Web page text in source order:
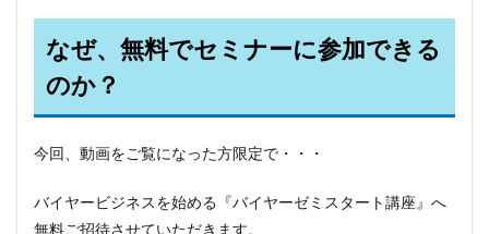
なぜ、無料でセミナーに参加できる
のか？
今回、動画をご覧になった方限定で・・・
バイヤービジネスを始める『バイヤーゼミスタート講座』へ
無料ご招待させていただきます。